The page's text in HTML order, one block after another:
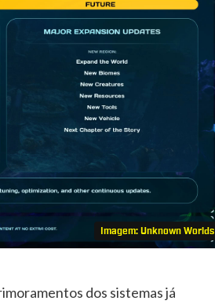
Imagem: Unknown Worlds
dos sistemas já